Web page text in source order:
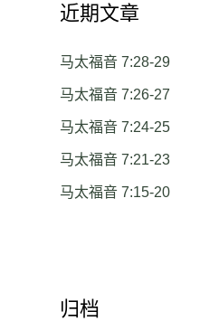
近期文章
马太福音 7:28-29
马太福音 7:26-27
马太福音 7:24-25
马太福音 7:21-23
马太福音 7:15-20
归档